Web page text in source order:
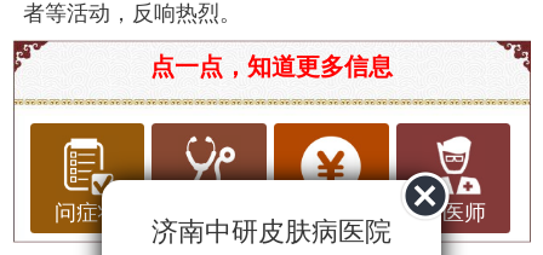
者等活动，反响热烈。
在中国的医疗体系中，济南市作为山东省的省会，
医疗资源丰富，医疗水平较高，尤其是皮肤专科领
域受到了广泛关注。历城区作为济南的重要组成部
分，内有多家皮肤专科医院，为居民提供了良好的
医疗服务。在这里，我们将探讨济南历城区皮肤专
科医院的排名、医疗水平、健康常识以及推荐的医
点一点，知道更多信息
问症状 问医师
济南中研皮肤病医院